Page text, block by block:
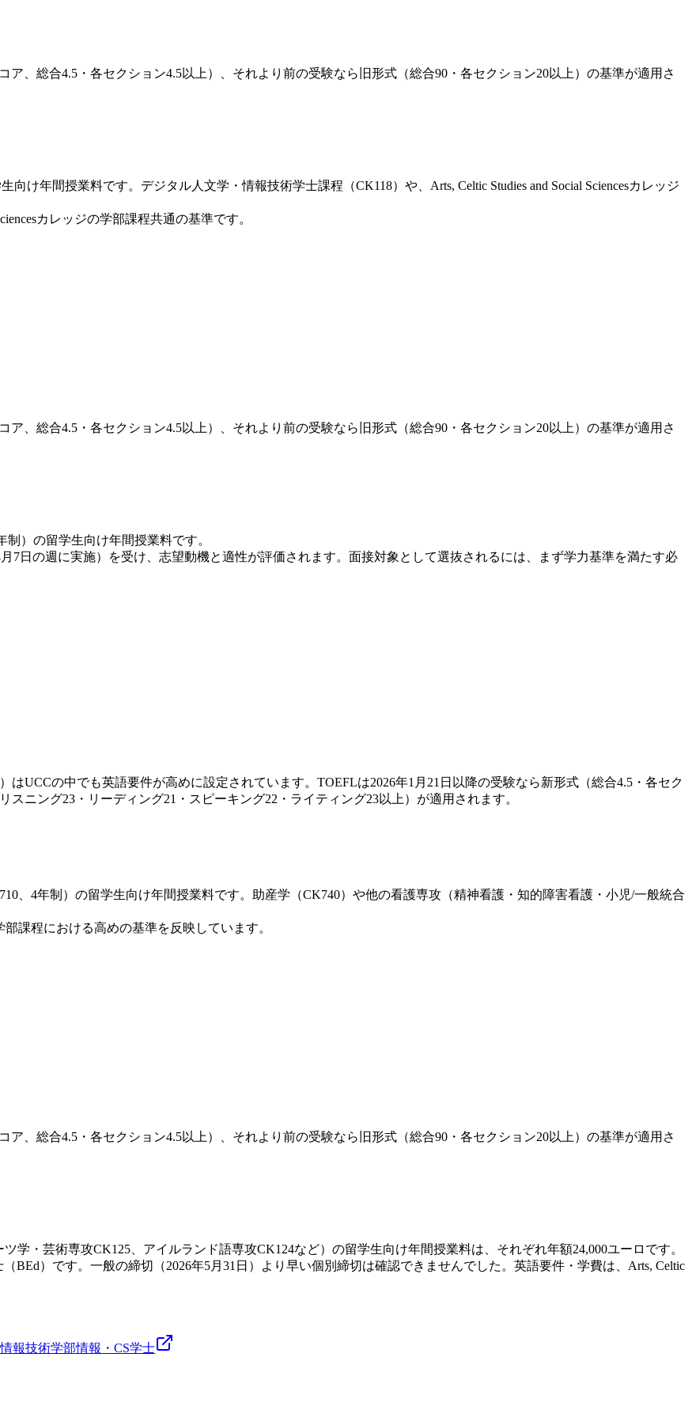
ア、総合4.5・各セクション4.5以上）、それより前の受験なら旧形式（総合90・各セクション20以上）の基準が適用さ
向け年間授業料です。デジタル人文学・情報技術学士課程（CK118）や、Arts, Celtic Studies and Social Sciencesカレッジ
カレッジの学部課程共通の基準です。
ア、総合4.5・各セクション4.5以上）、それより前の受験なら旧形式（総合90・各セクション20以上）の基準が適用さ
制）の留学生向け年間授業料です。
7日の週に実施）を受け、志望動機と適性が評価されます。面接対象として選抜されるには、まず学力基準を満たす必
はUCCの中でも英語要件が高めに設定されています。TOEFLは2026年1月21日以降の受験なら新形式（総合4.5・各セク
ニング23・リーディング21・スピーキング22・ライティング23以上）が適用されます。
、4年制）の留学生向け年間授業料です。助産学（CK740）や他の看護専攻（精神看護・知的障害看護・小児/一般統合
課程における高めの基準を反映しています。
ア、総合4.5・各セクション4.5以上）、それより前の受験なら旧形式（総合90・各セクション20以上）の基準が適用さ
学・芸術専攻CK125、アイルランド語専攻CK124など）の留学生向け年間授業料は、それぞれ年額24,000ユーロです。
BEd）です。一般の締切（2026年5月31日）より早い個別締切は確認できませんでした。英語要件・学費は、Arts, Celtic
報技術学部情報・CS学士